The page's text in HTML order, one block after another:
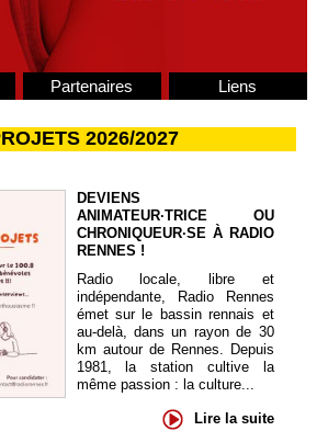
Partenaires Liens
2026/2027
DEVIENS
ANIMATEUR·TRICE OU
CHRONIQUEUR·SE À RADIO
RENNES !
Radio locale, libre et
indépendante, Radio Rennes
émet sur le bassin rennais et
au-delà, dans un rayon de 30
km autour de Rennes. Depuis
1981, la station cultive la
même passion : la culture...
Lire la suite